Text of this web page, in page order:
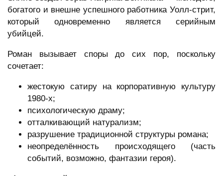
богатого и внешне успешного работника Уолл-стрит,
который одновременно является серийным
убийцей.
Роман вызывает споры до сих пор, поскольку
сочетает:
жестокую сатиру на корпоративную культуру
1980-х;
психологическую драму;
отталкивающий натурализм;
разрушение традиционной структуры романа;
неопределённость происходящего (часть
событий, возможно, фантазии героя).